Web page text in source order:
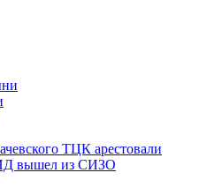
ТЦК арестовали
вышел из СИЗО